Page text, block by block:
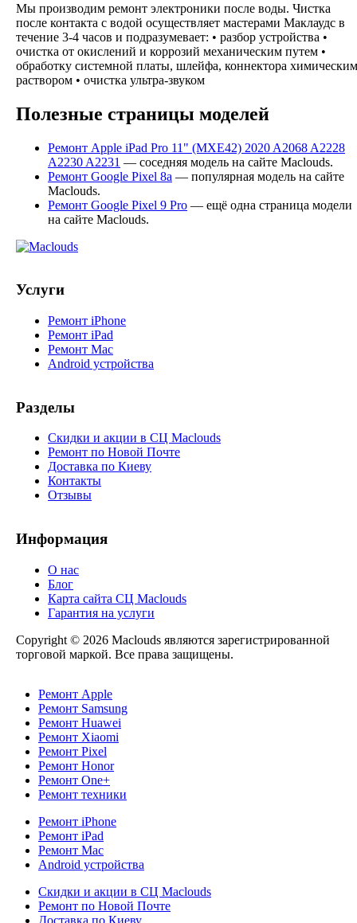
Мы производим ремонт электроники после воды. Чистка
после контакта с водой осуществляет мастерами Маклаудс в
течение 3-4 часов и подразумевает: • разбор устройства •
очистка от окислений и коррозий механическим путем •
обработку системной платы, шлейфа, коннектора химическим
раствором • очистка ультра-звуком
Полезные страницы моделей
Ремонт Apple iPad Pro 11" (MXE42) 2020 A2068 A2228
A2230 A2231 — соседняя модель на сайте Maclouds.
Ремонт Google Pixel 8a — популярная модель на сайте
Maclouds.
Ремонт Google Pixel 9 Pro — ещё одна страница модели
на сайте Maclouds.
Услуги
Ремонт iPhone
Ремонт iPad
Ремонт Mac
Android устройства
Разделы
Скидки и акции в СЦ Maclouds
Ремонт по Новой Почте
Доставка по Киеву
Контакты
Отзывы
Информация
О нас
Блог
Карта сайта СЦ Maclouds
Гарантия на услуги
Copyright © 2026 Maclouds являются зарегистрированной
торговой маркой. Все права защищены.
Ремонт Apple
Ремонт Samsung
Ремонт Huawei
Ремонт Xiaomi
Ремонт Pixel
Ремонт Honor
Ремонт One+
Ремонт техники
Ремонт iPhone
Ремонт iPad
Ремонт Mac
Android устройства
Скидки и акции в СЦ Maclouds
Ремонт по Новой Почте
Доставка по Киеву